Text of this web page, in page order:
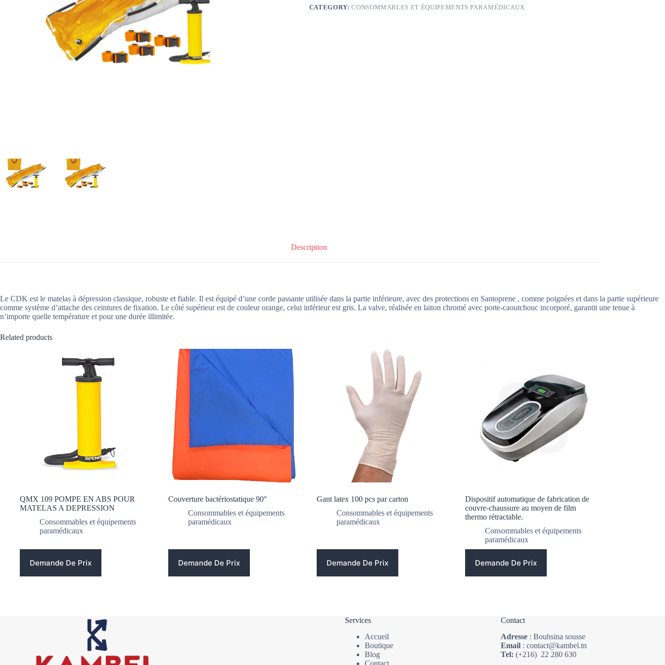
CATEGORY:CONSOMMABLES ET ÉQUIPEMENTS PARAMÉDICAUX
Description
Le CDK est le matelas à dépression classique, robuste et fiable. Il est équipé d’une corde passante utilisée dans la partie inférieure, avec des protections en Santoprene , comme poignées et dans la partie supérieure
comme système d’attache des ceintures de fixation. Le côté supérieur est de couleur orange, celui inférieur est gris. La valve, réalisée en laiton chromé avec porte-caoutchouc incorporé, garantit une tenue à
n’importe quelle température et pour une durée illimitée.
Related products
QMX 109 POMPE EN ABS POUR
MATELAS A DEPRESSION
Consommables et équipements
paramédicaux
Demande De Prix
Couverture bactériostatique 90°
Consommables et équipements
paramédicaux
Demande De Prix
Gant latex 100 pcs par carton
Consommables et équipements
paramédicaux
Demande De Prix
Dispositif automatique de fabrication de
couvre-chaussure au moyen de film
thermo rétractable.
Consommables et équipements
paramédicaux
Demande De Prix
Services
Accueil
Boutique
Blog
Contact
Contact
Adresse : Bouhsina sousse
Email : contact@kambel.tn
Tel: (+216) 22 280 630